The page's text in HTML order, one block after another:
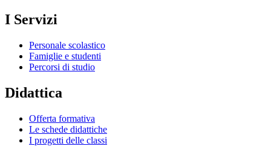
I Servizi
Personale scolastico
Famiglie e studenti
Percorsi di studio
Didattica
Offerta formativa
Le schede didattiche
I progetti delle classi